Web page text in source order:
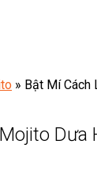
» Bật Mí Cách
Dưa